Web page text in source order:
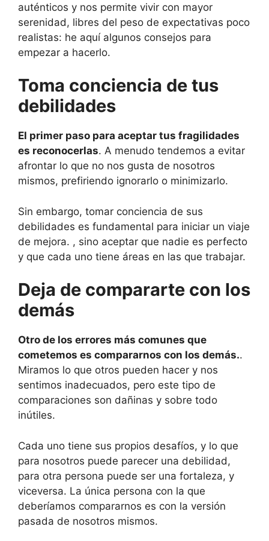
auténticos y nos permite vivir con mayor
serenidad, libres del peso de expectativas poco
realistas: he aquí algunos consejos para
empezar a hacerlo.
Toma conciencia de tus
debilidades
El primer paso para aceptar tus fragilidades
es reconocerlas. A menudo tendemos a evitar
afrontar lo que no nos gusta de nosotros
mismos, prefiriendo ignorarlo o minimizarlo.
Sin embargo, tomar conciencia de sus
debilidades es fundamental para iniciar un viaje
de mejora. , sino aceptar que nadie es perfecto
y que cada uno tiene áreas en las que trabajar.
Deja de compararte con los
demás
Otro de los errores más comunes que
cometemos es compararnos con los demás..
Miramos lo que otros pueden hacer y nos
sentimos inadecuados, pero este tipo de
comparaciones son dañinas y sobre todo
inútiles.
Cada uno tiene sus propios desafíos, y lo que
para nosotros puede parecer una debilidad,
para otra persona puede ser una fortaleza, y
viceversa. La única persona con la que
deberíamos compararnos es con la versión
pasada de nosotros mismos.